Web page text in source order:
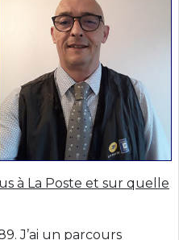
à La Poste et sur quelle
J’ai un parcours